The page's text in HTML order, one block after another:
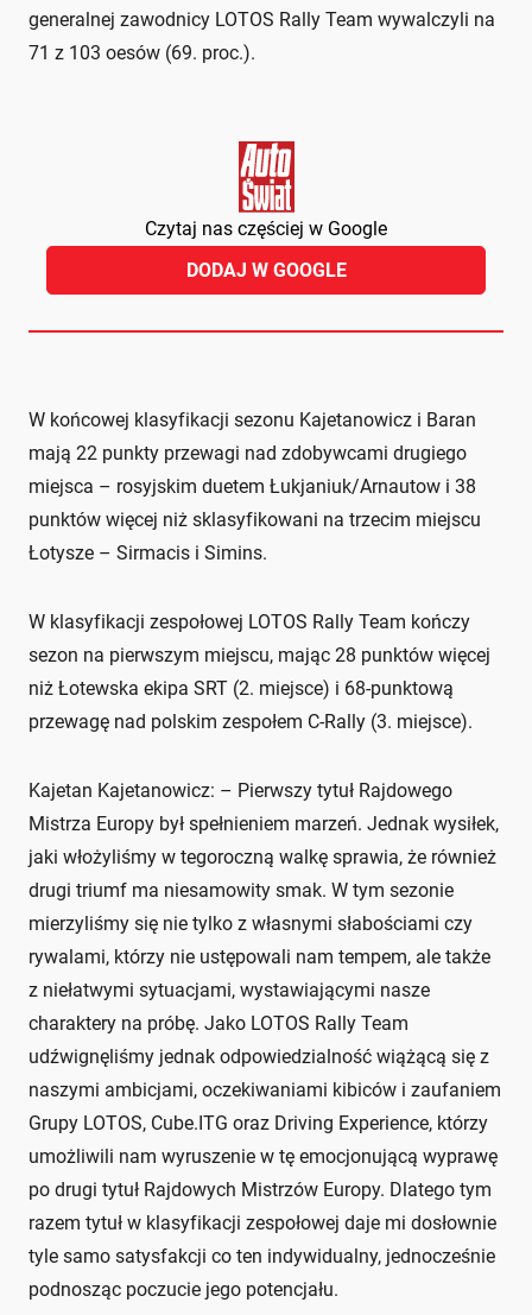
generalnej zawodnicy LOTOS Rally Team wywalczyli na
71 z 103 oesów (69. proc.).
Czytaj nas częściej w Google
DODAJ W GOOGLE
W końcowej klasyfikacji sezonu Kajetanowicz i Baran
mają 22 punkty przewagi nad zdobywcami drugiego
miejsca – rosyjskim duetem Łukjaniuk/Arnautow i 38
punktów więcej niż sklasyfikowani na trzecim miejscu
Łotysze – Sirmacis i Simins.
W klasyfikacji zespołowej LOTOS Rally Team kończy
sezon na pierwszym miejscu, mając 28 punktów więcej
niż Łotewska ekipa SRT (2. miejsce) i 68-punktową
przewagę nad polskim zespołem C-Rally (3. miejsce).
Kajetan Kajetanowicz: – Pierwszy tytuł Rajdowego
Mistrza Europy był spełnieniem marzeń. Jednak wysiłek,
jaki włożyliśmy w tegoroczną walkę sprawia, że również
drugi triumf ma niesamowity smak. W tym sezonie
mierzyliśmy się nie tylko z własnymi słabościami czy
rywalami, którzy nie ustępowali nam tempem, ale także
z niełatwymi sytuacjami, wystawiającymi nasze
charaktery na próbę. Jako LOTOS Rally Team
udźwignęliśmy jednak odpowiedzialność wiążącą się z
naszymi ambicjami, oczekiwaniami kibiców i zaufaniem
Grupy LOTOS, Cube.ITG oraz Driving Experience, którzy
umożliwili nam wyruszenie w tę emocjonującą wyprawę
po drugi tytuł Rajdowych Mistrzów Europy. Dlatego tym
razem tytuł w klasyfikacji zespołowej daje mi dosłownie
tyle samo satysfakcji co ten indywidualny, jednocześnie
podnosząc poczucie jego potencjału.